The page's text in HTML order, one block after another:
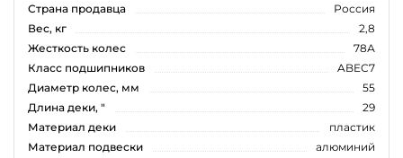
Страна продавца
Россия
Вес, кг
2,8
Жесткость колес
78А
Класс подшипников
ABEC7
Диаметр колес, мм
55
Длина деки, "
29
Материал деки
пластик
Материал подвески
алюминий